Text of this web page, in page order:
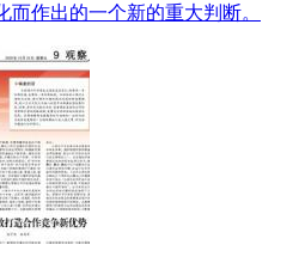
作出的一个新的重大判断。